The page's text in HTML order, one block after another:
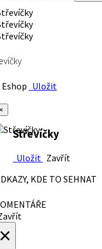
Uložit
Střevíčky
Uložit Zavřít
KDE TO SEHNAT